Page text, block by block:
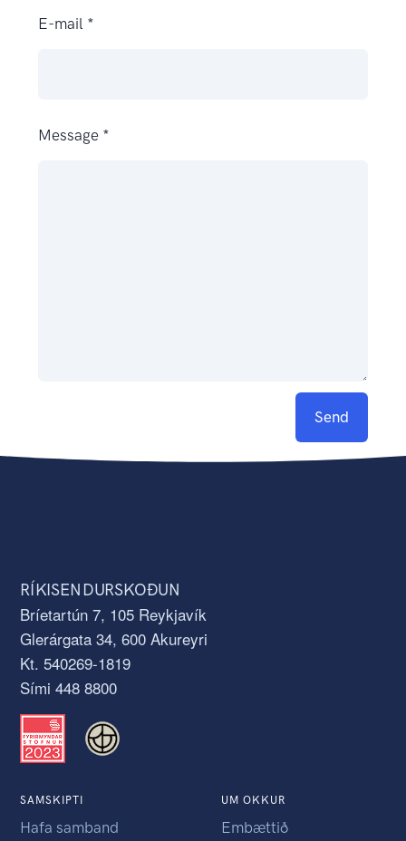
E-mail *
Message *
Send
RÍKISENDURSKOÐUN
Bríetartún 7, 105 Reykjavík
Glerárgata 34, 600 Akureyri
Kt. 540269-1819
Sími 448 8800
SAMSKIPTI
Hafa samband
UM OKKUR
Embættið